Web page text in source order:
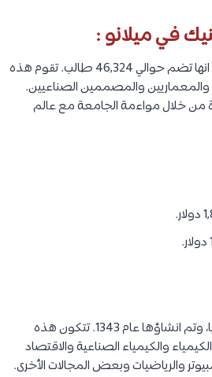
تعتبر أكبر جامعة تقنية، حيث انها تضم حوالي 46,324 طالب. تقوم هذه
والمصممين الصناعيين.
من خلال مواءمة الجامعة مع عالم
تقع هذه الجامعة في إيطاليا، وتم انشاؤها عام 1343. تتكون هذه
والكيمياء الصناعية والاقتصاد
والرياضيات وبعض المجالات الأخرى.